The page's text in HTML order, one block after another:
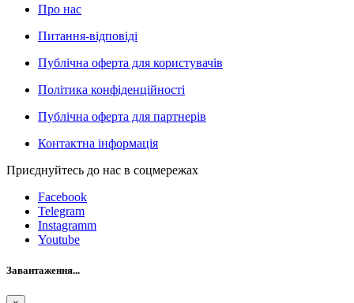
Про нас
Питання-відповіді
Публічна оферта для користувачів
Політика конфіденційності
Публічна оферта для партнерів
Контактна інформація
Приєднуйтесь до нас в соцмережах
Facebook
Telegram
Instagramm
Youtube
Завантаження...